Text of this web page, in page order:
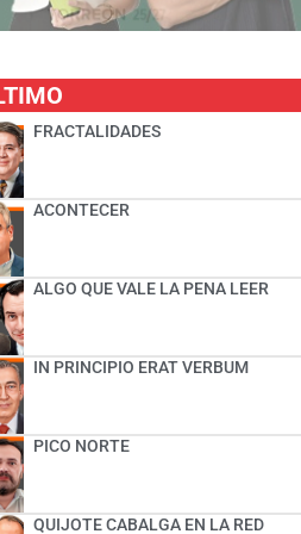
FRACTALIDADES
ACONTECER
ALGO QUE VALE LA PENA LEER
IN PRINCIPIO ERAT VERBUM
PICO NORTE
QUIJOTE CABALGA EN LA RED